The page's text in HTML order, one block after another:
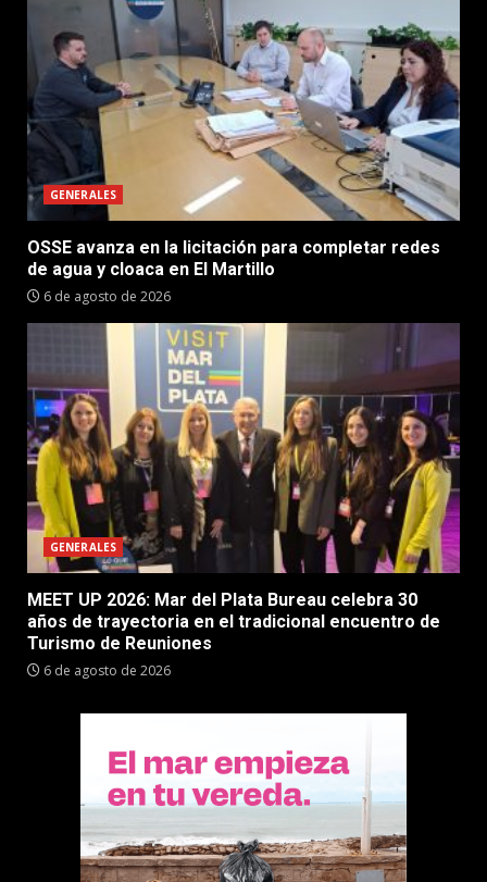
GENERALES
OSSE avanza en la licitación para completar redes
de agua y cloaca en El Martillo
6 de agosto de 2026
GENERALES
MEET UP 2026: Mar del Plata Bureau celebra 30
años de trayectoria en el tradicional encuentro de
Turismo de Reuniones
6 de agosto de 2026